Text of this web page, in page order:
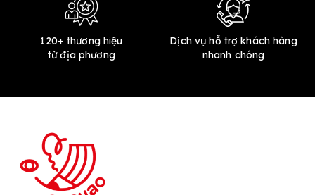
120+ thương hiệu
từ địa phương
Dịch vụ hỗ trợ khách hàng
nhanh chóng